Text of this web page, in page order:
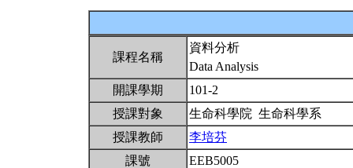
課程名稱
資料分析
Data Analysis
開課學期
101-2
授課對象
生命科學院 生命科學系
授課教師
李培芬
課號
EEB5005